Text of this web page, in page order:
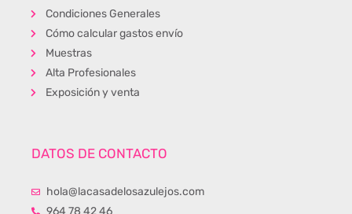
Condiciones Generales
Cómo calcular gastos envío
Muestras
Alta Profesionales
Exposición y venta
DATOS DE CONTACTO
hola@lacasadelosazulejos.com
964 78 42 46